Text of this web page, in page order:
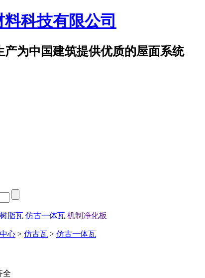
产为中国建筑提供优质的屋面系统
脂瓦 仿古一体瓦 机制净化板
心 > 仿古瓦 > 仿古一体瓦